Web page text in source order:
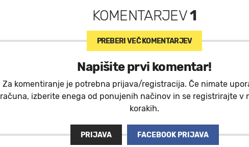
KOMENTARJEV1
PREBERI VEČ KOMENTARJEV
Napišite prvi komentar!
Za komentiranje je potrebna prijava/registracija. Če nimate
računa, izberite enega od ponujenih načinov in se registrirajte v
korakih.
PRIJAVA FACEBOOK PRIJAVA